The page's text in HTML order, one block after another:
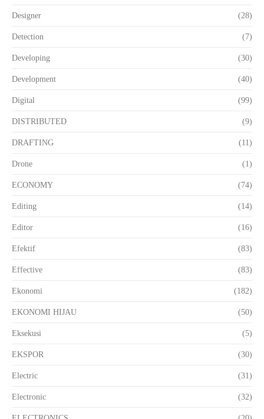
Designer (28)
Detection (7)
Developing (30)
Development (40)
Digital (99)
DISTRIBUTED (9)
DRAFTING (11)
Drone (1)
ECONOMY (74)
Editing (14)
Editor (16)
Efektif (83)
Effective (83)
Ekonomi (182)
EKONOMI HIJAU (50)
Eksekusi (5)
EKSPOR (30)
Electric (31)
Electronic (32)